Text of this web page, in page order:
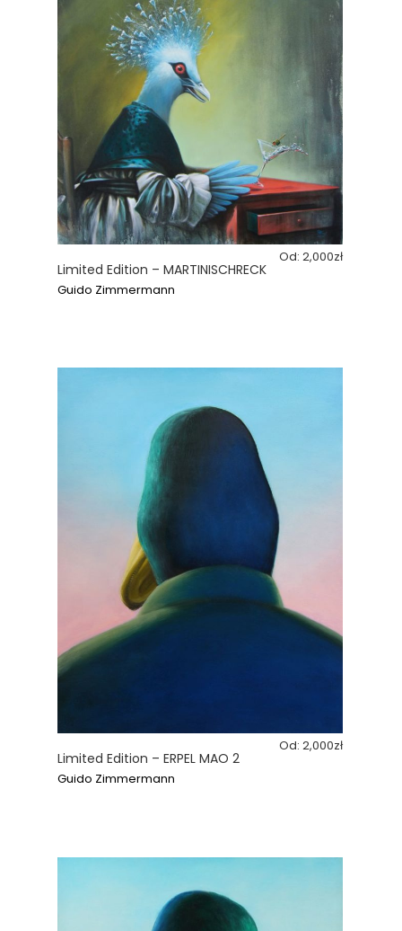
Limited Edition – MARTINISCHRECK
Od:2,000zł
Guido Zimmermann
Limited Edition – ERPEL MAO 2
Od:2,000zł
Guido Zimmermann